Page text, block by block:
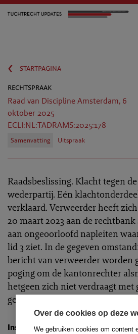
Over de cookies op deze
We gebruiken cookies om content
‹
startpagina
rechtspraak
Raad van Discipline Amsterdam, 6
oktober 2025
ECLI:NL:TADRAMS:2025:178
Samenvatting Uitspraak
Raadsbeslissing. Klacht tegen
wederpartij. Eén
verklaard. Verweerder heeft
20 maart 2023 aan de
aan ongeoorloofd napleiten
lid 3 ziet. In de gegeven
bericht van verweerder worden
poging om de kantonrechter
hetgeen zich niet verdraagt met
gedragsregel 21 lid 3.
Instantie:Raad van Discipline